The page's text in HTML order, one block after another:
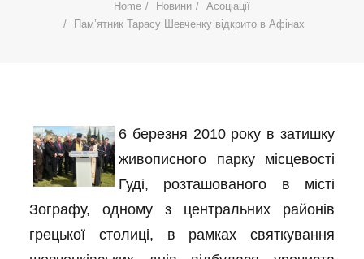
Home Новини
Асоціації
Пам’ятник Тарасу Шевченку відкрито в Афінах
6 березня 2010 року в затишку
живописного парку місцевості
Гуді, розташованого в місті
Зографу, одному з центральних районів
грецької столиці, в рамках святкування